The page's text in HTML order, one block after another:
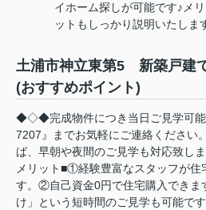
イホーム探しが可能です♪メ
ットもしっかり説明いたしま
土浦市神立東第5 新築戸建
(おすすめポイント)
◆◇◆完成物件につき当日ご見学可
7207』までお気軽にご連絡ください
ば、早朝や夜間のご見学も対応致し
メリット■①経験豊富なスタッフが住
す。②自己資金0円で住宅購入でき
け」という短時間のご見学も可能で